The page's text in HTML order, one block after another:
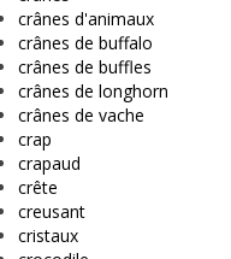
crânes d'animaux
crânes de buffalo
crânes de buffles
crânes de longhorn
crânes de vache
crap
crapaud
crête
creusant
cristaux